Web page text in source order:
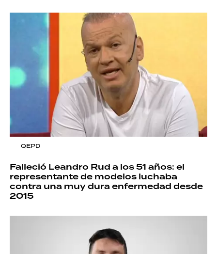
QEPD
Falleció Leandro Rud a los 51 años: el
representante de modelos luchaba
contra una muy dura enfermedad desde
2015